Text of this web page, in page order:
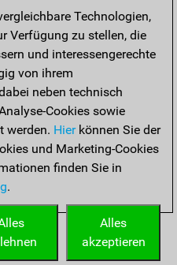
Technologien,
Verfügung zu stellen, die
und interessengerechte
von ihrem
neben technisch
Cookies sowie
werden. Hierkönnen Sie der
und Marketing-Cookies
finden Sie in
.
Alles
akzeptieren